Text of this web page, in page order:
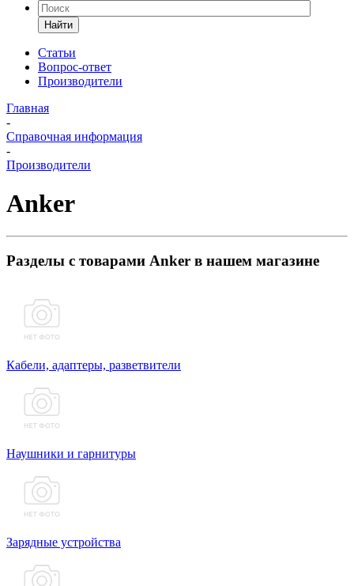
Найти
Статьи
Вопрос-ответ
Производители
Главная
-
Справочная информация
-
Производители
Anker
Разделы с товарами Anker в нашем магазине
Кабели, адаптеры, разветвители
Наушники и гарнитуры
Зарядные устройства